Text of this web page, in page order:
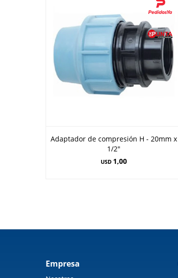
Adaptador de compresión H - 20mm x
1/2"
USD 1,00
Empresa